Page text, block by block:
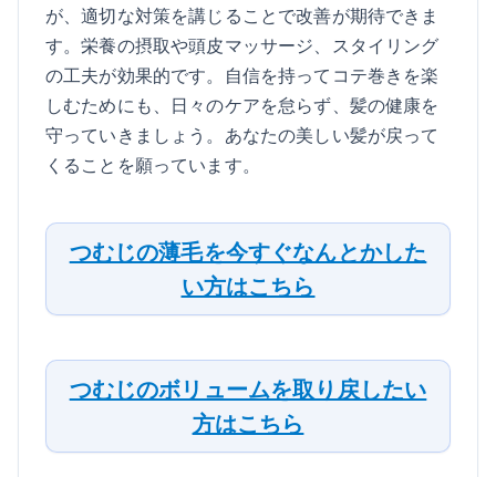
が、適切な対策を講じることで改善が期待できま
す。栄養の摂取や頭皮マッサージ、スタイリング
の工夫が効果的です。自信を持ってコテ巻きを楽
しむためにも、日々のケアを怠らず、髪の健康を
守っていきましょう。あなたの美しい髪が戻って
くることを願っています。
つむじの薄毛を今すぐなんとかした
い方はこちら
つむじのボリュームを取り戻したい
方はこちら